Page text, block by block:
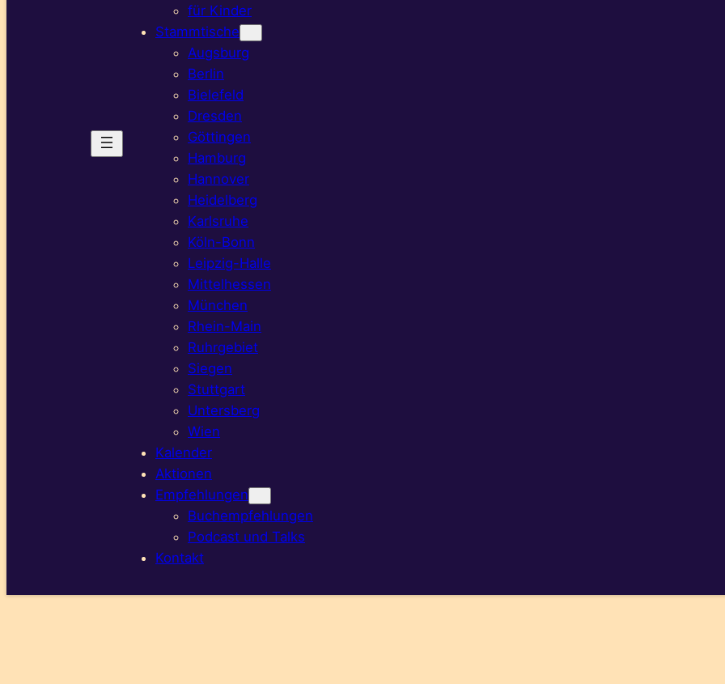
für Kinder
Stammtische
Augsburg
Berlin
Bielefeld
Dresden
Göttingen
Hamburg
Hannover
Heidelberg
Karlsruhe
Köln-Bonn
Leipzig-Halle
Mittelhessen
München
Rhein-Main
Ruhrgebiet
Siegen
Stuttgart
Untersberg
Wien
Kalender
Aktionen
Empfehlungen
Buchempfehlungen
Podcast und Talks
Kontakt